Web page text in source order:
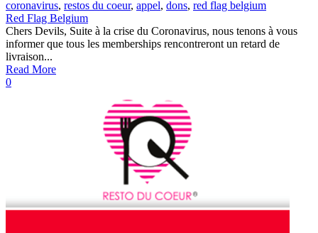
coronavirus, restos du coeur, appel, dons, red flag belgium
Red Flag Belgium
Chers Devils, Suite à la crise du Coronavirus, nous tenons à vous
informer que tous les memberships rencontreront un retard de
livraison...
Read More
0